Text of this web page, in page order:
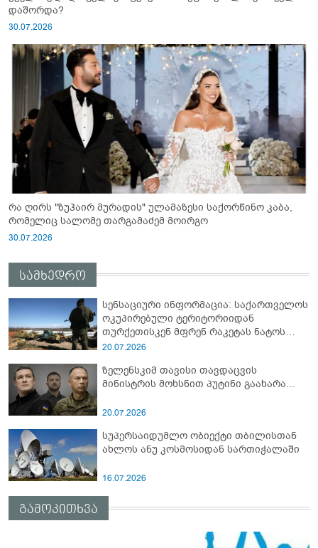
დაშორდა?
30.07.2026
რა ღირს "ზუჰაირ მურადის" ულამაზესი საქორწინო კაბა,
რომელიც სალომე თარგამაძემ მოირგო
30.07.2026
სამხედრო
სენსაციური ინფორმაცია: საქართველოს
ოკუპირებული ტერიტორიიდან
თურქეთისკენ მფრენ რაკეტას ნატოს
სამიტი კინაღამ ჩაუშლია
20.07.2026
ზელენსკიმ თავისი თავდაცვის
მინისტრის მოხსნით პუტინი გაახარა...
20.07.2026
სუპერსაიდუმლო ობიექტი თბილისთან
ახლოს ანუ კოსმოსიდან სართიჭალაში
16.07.2026
გამოკითხვა